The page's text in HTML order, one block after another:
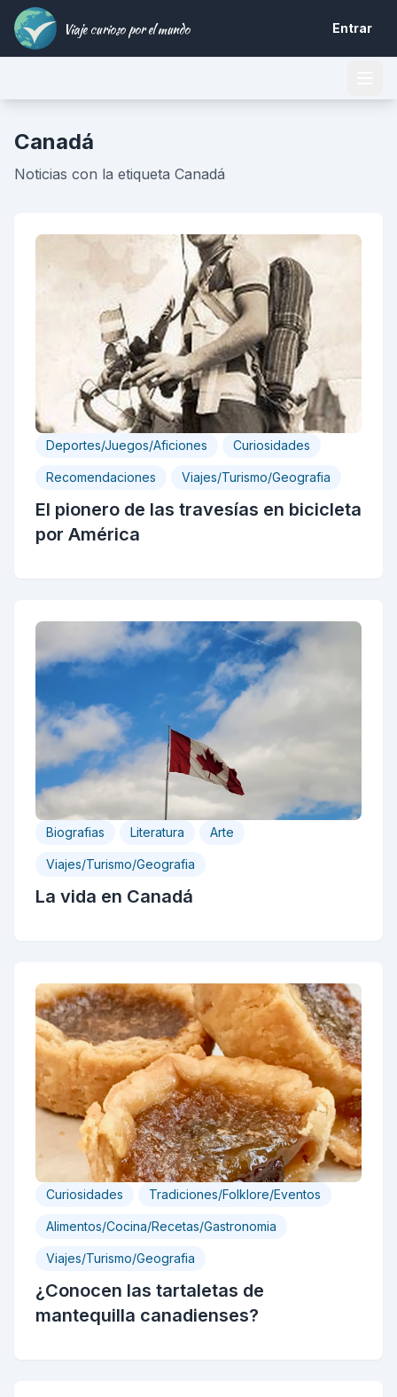
Viaje curioso por el mundo Entrar
Canadá
Noticias con la etiqueta Canadá
Deportes/Juegos/Aficiones Curiosidades
Recomendaciones Viajes/Turismo/Geografia
El pionero de las travesías en bicicleta
por América
Biografias Literatura Arte
Viajes/Turismo/Geografia
La vida en Canadá
Curiosidades Tradiciones/Folklore/Eventos
Alimentos/Cocina/Recetas/Gastronomia
Viajes/Turismo/Geografia
¿Conocen las tartaletas de
mantequilla canadienses?